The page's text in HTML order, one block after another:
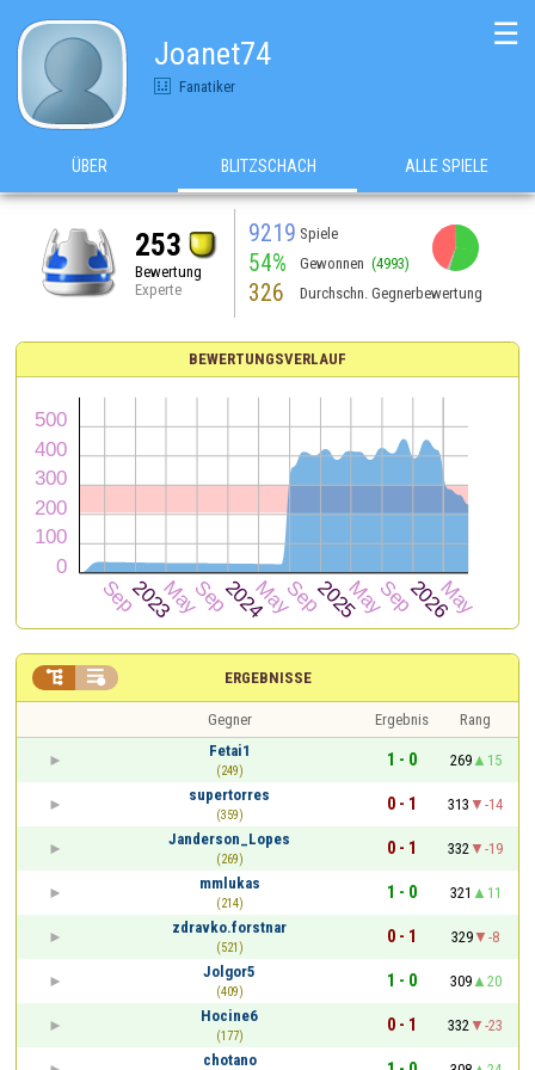
Joanet74
Fanatiker
☰
ÜBER BLITZSCHACH ALLE SPIELE
253
Bewertung
Experte
9219 Spiele
54% Gewonnen (4993)
326 Durchschn. Gegnerbewertung
BEWERTUNGSVERLAUF
ERGEBNISSE
 
Gegner Ergebnis
Rang
Fetai1
(249)
1 - 0 269
15
supertorres
(359)
0 - 1 313
-14
Janderson_Lopes
(269)
0 - 1 332
-19
mmlukas
(214)
1 - 0 321
11
zdravko.forstnar
(521)
0 - 1 329
-8
Jolgor5
(409)
1 - 0 309
20
Hocine6
(177)
0 - 1 332
-23
chotano